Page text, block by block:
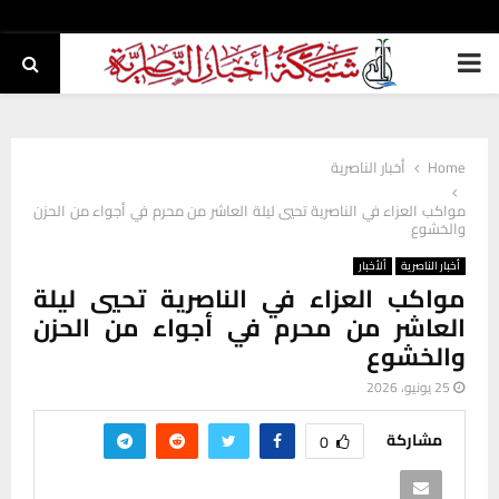
PRIMARY
Home
أخبار الناصرية
مواكب العزاء في الناصرية تحيي ليلة العاشر من محرم في أجواء من الحزن
والخشوع
أخبار الناصرية ألأخبار
مواكب العزاء في الناصرية تحيي ليلة
العاشر من محرم في أجواء من الحزن
والخشوع
25 يونيو، 2026
مشاركة 0